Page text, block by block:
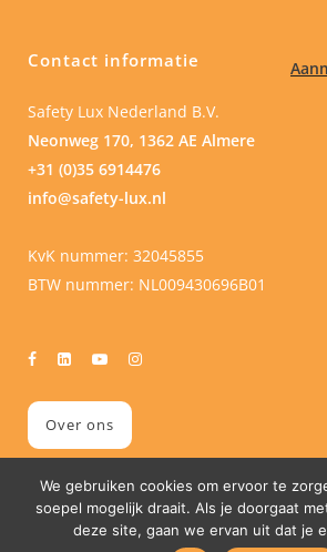
Contact informatie
Safety Lux Nederland B.V.
Neonweg 170, 1362 AE Almere
+31 (0)35 6914476
info@safety-lux.nl
KvK nummer: 32045855
BTW nummer: NL009430696B01
Over ons
We gebruiken cookies om ervoor te
soepel mogelijk draait. Als je doorgaat
deze site, gaan we ervan uit dat je